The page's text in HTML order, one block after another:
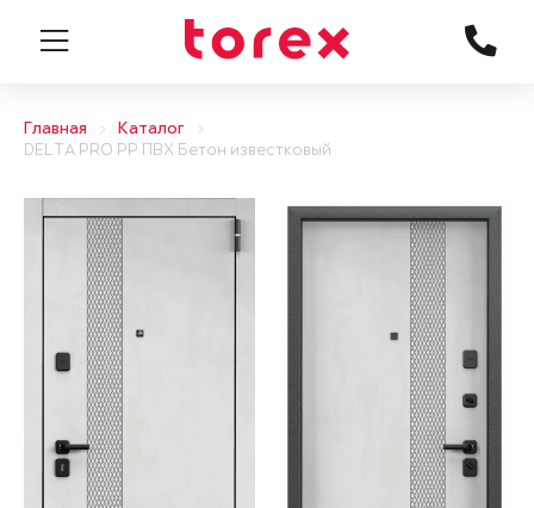
Главная
Каталог
DELTA PRO PP ПВХ Бетон известковый